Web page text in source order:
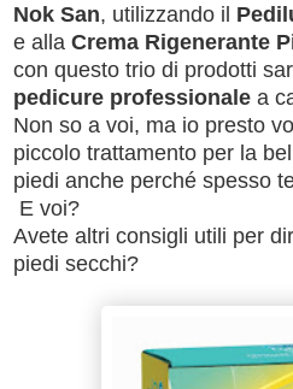
Nok San, utilizzando il
e alla Crema Rigenerante
con questo trio di prodotti
pedicure professionale a
Non so a voi, ma io presto
piccolo trattamento per la
piedi anche perché spesso
E voi?
Avete altri consigli utili per
piedi secchi?